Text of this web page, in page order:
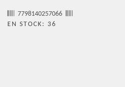
7798140257066
EN STOCK: 36